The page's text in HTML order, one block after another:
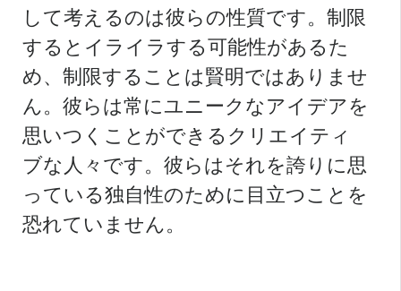
して考えるのは彼らの性質です。制限
するとイライラする可能性があるた
め、制限することは賢明ではありませ
ん。彼らは常にユニークなアイデアを
思いつくことができるクリエイティ
ブな人々です。彼らはそれを誇りに思
っている独自性のために目立つことを
恐れていません。